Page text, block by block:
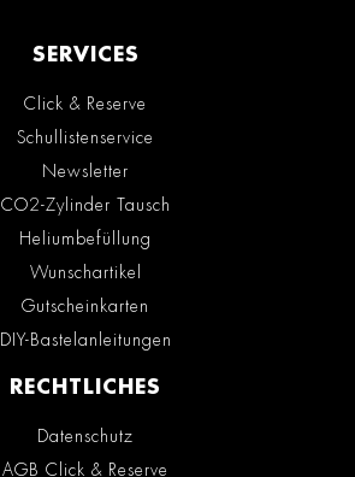
SERVICES
Click & Reserve
Schullistenservice
Newsletter
CO2-Zylinder Tausch
Heliumbefüllung
Wunschartikel
Gutscheinkarten
DIY-Bastelanleitungen
RECHTLICHES
Datenschutz
AGB Click & Reserve